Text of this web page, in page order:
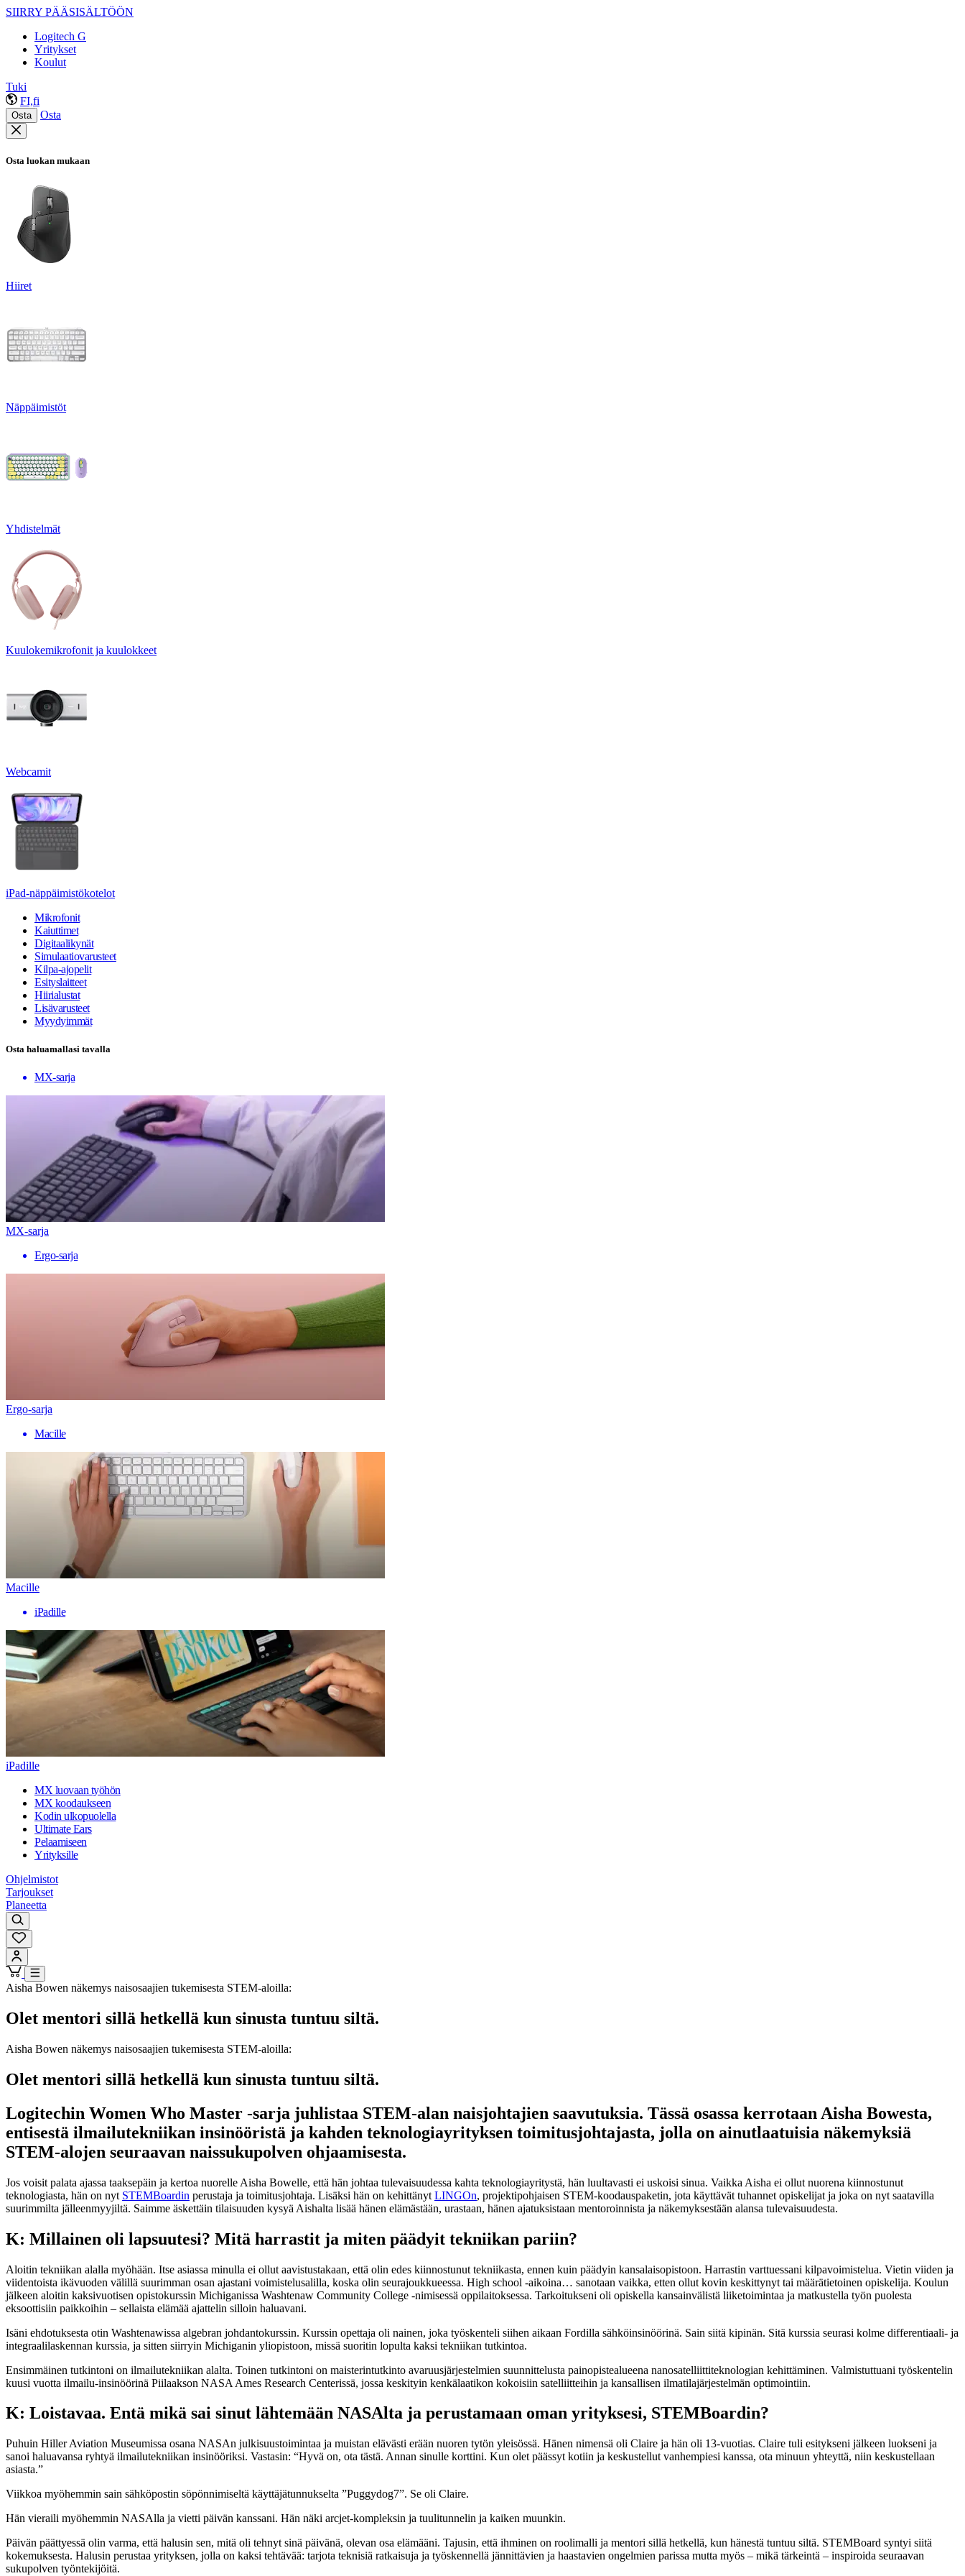
SIIRRY PÄÄSISÄLTÖÖN
Logitech G
Yritykset
Koulut
Tuki
FI,fi
Osta Osta
Osta luokan mukaan
Hiiret
Näppäimistöt
Yhdistelmät
Kuulokemikrofonit ja kuulokkeet
Webcamit
iPad-näppäimistökotelot
Mikrofonit
Kaiuttimet
Digitaalikynät
Simulaatiovarusteet
Kilpa-ajopelit
Esityslaitteet
Hiirialustat
Lisävarusteet
Myydyimmät
Osta haluamallasi tavalla
MX-sarja
MX-sarja
Ergo-sarja
Ergo-sarja
Macille
Macille
iPadille
iPadille
MX luovaan työhön
MX koodaukseen
Kodin ulkopuolella
Ultimate Ears
Pelaamiseen
Yrityksille
Ohjelmistot
Tarjoukset
Planeetta
Aisha Bowen näkemys naisosaajien tukemisesta STEM-aloilla:
Olet mentori sillä hetkellä kun sinusta tuntuu siltä.
Aisha Bowen näkemys naisosaajien tukemisesta STEM-aloilla:
Olet mentori sillä hetkellä kun sinusta tuntuu siltä.
Logitechin Women Who Master -sarja juhlistaa STEM-alan naisjohtajien saavutuksia. Tässä osassa kerrotaan Aisha Bowesta,
entisestä ilmailutekniikan insinööristä ja kahden teknologiayrityksen toimitusjohtajasta, jolla on ainutlaatuisia näkemyksiä
STEM-alojen seuraavan naissukupolven ohjaamisesta.
Jos voisit palata ajassa taaksepäin ja kertoa nuorelle Aisha Bowelle, että hän johtaa tulevaisuudessa kahta teknologiayritystä, hän luultavasti ei uskoisi sinua. Vaikka Aisha ei ollut nuorena kiinnostunut
teknologiasta, hän on nyt STEMBoardin perustaja ja toimitusjohtaja. Lisäksi hän on kehittänyt LINGOn, projektipohjaisen STEM-koodauspaketin, jota käyttävät tuhannet opiskelijat ja joka on nyt saatavilla
suurimmilta jälleenmyyjiltä. Saimme äskettäin tilaisuuden kysyä Aishalta lisää hänen elämästään, urastaan, hänen ajatuksistaan mentoroinnista ja näkemyksestään alansa tulevaisuudesta.
K: Millainen oli lapsuutesi? Mitä harrastit ja miten päädyit tekniikan pariin?
Aloitin tekniikan alalla myöhään. Itse asiassa minulla ei ollut aavistustakaan, että olin edes kiinnostunut tekniikasta, ennen kuin päädyin kansalaisopistoon. Harrastin varttuessani kilpavoimistelua. Vietin viiden ja
viidentoista ikävuoden välillä suurimman osan ajastani voimistelusalilla, koska olin seurajoukkueessa. High school -aikoina… sanotaan vaikka, etten ollut kovin keskittynyt tai määrätietoinen opiskelija. Koulun
jälkeen aloitin kaksivuotisen opistokurssin Michiganissa Washtenaw Community College -nimisessä oppilaitoksessa. Tarkoitukseni oli opiskella kansainvälistä liiketoimintaa ja matkustella työn puolesta
eksoottisiin paikkoihin – sellaista elämää ajattelin silloin haluavani.
Isäni ehdotuksesta otin Washtenawissa algebran johdantokurssin. Kurssin opettaja oli nainen, joka työskenteli siihen aikaan Fordilla sähköinsinöörinä. Sain siitä kipinän. Sitä kurssia seurasi kolme differentiaali- ja
integraalilaskennan kurssia, ja sitten siirryin Michiganin yliopistoon, missä suoritin lopulta kaksi tekniikan tutkintoa.
Ensimmäinen tutkintoni on ilmailutekniikan alalta. Toinen tutkintoni on maisterintutkinto avaruusjärjestelmien suunnittelusta painopistealueena nanosatelliittiteknologian kehittäminen. Valmistuttuani työskentelin
kuusi vuotta ilmailu-insinöörinä Piilaakson NASA Ames Research Centerissä, jossa keskityin kenkälaatikon kokoisiin satelliitteihin ja kansallisen ilmatilajärjestelmän optimointiin.
K: Loistavaa. Entä mikä sai sinut lähtemään NASAlta ja perustamaan oman yrityksesi, STEMBoardin?
Puhuin Hiller Aviation Museumissa osana NASAn julkisuustoimintaa ja muistan elävästi erään nuoren tytön yleisössä. Hänen nimensä oli Claire ja hän oli 13-vuotias. Claire tuli esitykseni jälkeen luokseni ja
sanoi haluavansa ryhtyä ilmailutekniikan insinööriksi. Vastasin: “Hyvä on, ota tästä. Annan sinulle korttini. Kun olet päässyt kotiin ja keskustellut vanhempiesi kanssa, ota minuun yhteyttä, niin keskustellaan
asiasta.”
Viikkoa myöhemmin sain sähköpostin söpönnimiseltä käyttäjätunnukselta ”Puggydog7”. Se oli Claire.
Hän vieraili myöhemmin NASAlla ja vietti päivän kanssani. Hän näki arcjet-kompleksin ja tuulitunnelin ja kaiken muunkin.
Päivän päättyessä olin varma, että halusin sen, mitä oli tehnyt sinä päivänä, olevan osa elämääni. Tajusin, että ihminen on roolimalli ja mentori sillä hetkellä, kun hänestä tuntuu siltä. STEMBoard syntyi siitä
kokemuksesta. Halusin perustaa yrityksen, jolla on kaksi tehtävää: tarjota teknisiä ratkaisuja ja työskennellä jännittävien ja haastavien ongelmien parissa mutta myös – mikä tärkeintä – inspiroida seuraavan
sukupolven työntekijöitä.